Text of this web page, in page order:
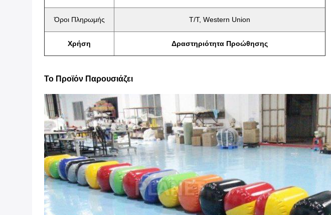
Όροι Πληρωμής T/T, Western Union
Χρήση Δραστηριότητα Προώθησης
Το Προϊόν Παρουσιάζει